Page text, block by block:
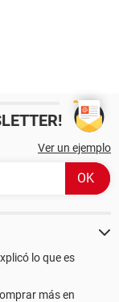
Ver un ejemplo
lo que es
más en